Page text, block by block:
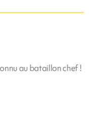
au bataillon chef !